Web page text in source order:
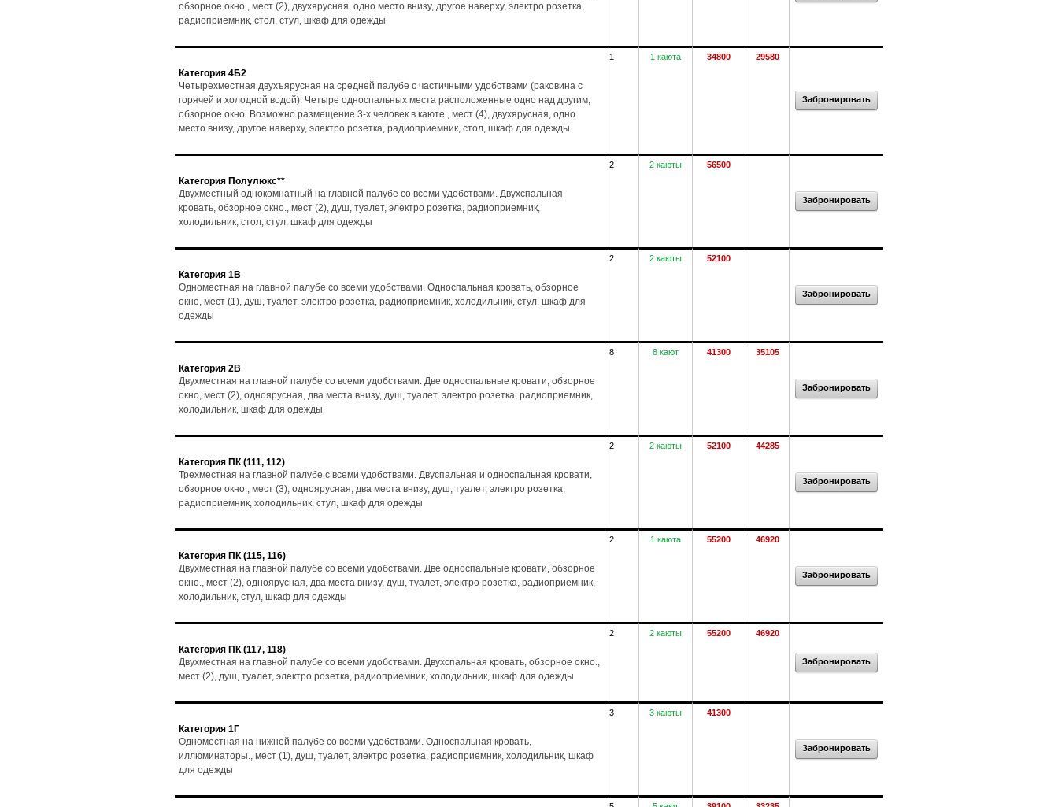
обзорное окно., мест (2), двухярусная, одно место внизу, другое наверху, электро розетка,
радиоприемник, стол, стул, шкаф для одежды
Категория 4Б2
Четырехместная двухъярусная на средней палубе с частичными удобствами (раковина с
горячей и холодной водой). Четыре односпальных места расположенные одно над другим,
обзорное окно. Возможно размещение 3-х человек в каюте., мест (4), двухярусная, одно
место внизу, другое наверху, электро розетка, радиоприемник, стол, шкаф для одежды
1 1 каюта 34800 29580
Забронировать
Категория Полулюкс**
Двухместный однокомнатный на главной палубе со всеми удобствами. Двухспальная
кровать, обзорное окно., мест (2), душ, туалет, электро розетка, радиоприемник,
холодильник, стол, стул, шкаф для одежды
2 2 каюты 56500
Забронировать
Категория 1В
Одноместная на главной палубе со всеми удобствами. Односпальная кровать, обзорное
окно, мест (1), душ, туалет, электро розетка, радиоприемник, холодильник, стул, шкаф для
одежды
2 2 каюты 52100
Забронировать
Категория 2В
Двухместная на главной палубе со всеми удобствами. Две односпальные кровати, обзорное
окно, мест (2), одноярусная, два места внизу, душ, туалет, электро розетка, радиоприемник,
холодильник, шкаф для одежды
8 8 кают 41300 35105
Забронировать
Категория ПК (111, 112)
Трехместная на главной палубе с всеми удобствами. Двуспальная и односпальная кровати,
обзорное окно., мест (3), одноярусная, два места внизу, душ, туалет, электро розетка,
радиоприемник, холодильник, стул, шкаф для одежды
2 2 каюты 52100 44285
Забронировать
Категория ПК (115, 116)
Двухместная на главной палубе со всеми удобствами. Две односпальные кровати, обзорное
окно., мест (2), одноярусная, два места внизу, душ, туалет, электро розетка, радиоприемник,
холодильник, стул, шкаф для одежды
2 1 каюта 55200 46920
Забронировать
Категория ПК (117, 118)
Двухместная на главной палубе со всеми удобствами. Двухспальная кровать, обзорное окно.,
мест (2), душ, туалет, электро розетка, радиоприемник, холодильник, шкаф для одежды
2 2 каюты 55200 46920
Забронировать
Категория 1Г
Одноместная на нижней палубе со всеми удобствами. Односпальная кровать,
иллюминаторы., мест (1), душ, туалет, электро розетка, радиоприемник, холодильник, шкаф
для одежды
3 3 каюты 41300
Забронировать